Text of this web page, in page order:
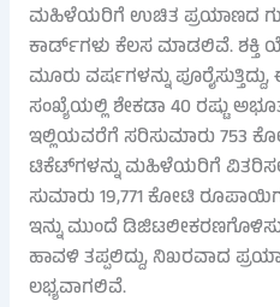
ಮಹಿಳೆಯರಿಗೆ ಉಚಿತ ಪ್ರಯಾಣದ
ಕಾರ್ಡ್‌ಗಳು ಕೆಲಸ ಮಾಡಲಿವೆ.
ಮೂರು ವರ್ಷಗಳನ್ನು
ಸಂಖ್ಯೆಯಲ್ಲಿ ಶೇಕಡಾ 40 ರಷ್ಟು
ಇಲ್ಲಿಯವರೆಗೆ ಸರಿಸುಮಾರು 753
ಟಿಕೆಟ್‌ಗಳನ್ನು ಮಹಿಳೆಯರಿಗೆ
ಸುಮಾರು 19,771 ಕೋಟಿ
ಇನ್ನು ಮುಂದೆ
ಹಾವಳಿ ತಪ್ಪಲಿದ್ದು, ನಿಖರವಾದ
ಲಭ್ಯವಾಗಲಿವೆ.